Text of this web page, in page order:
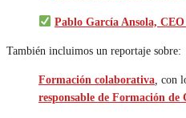
Pablo García Ansola,
También incluimos un reportaje sobre:
Formación colaborativa con
responsable de Formación